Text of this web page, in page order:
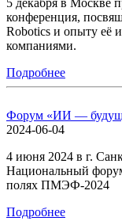
конференция,
Robotics и опыту её
компаниями.
Подробнее
Форум «ИИ —
2024-06-04
4 июня 2024 в г.
Национальный
полях ПМЭФ-2024
Подробнее